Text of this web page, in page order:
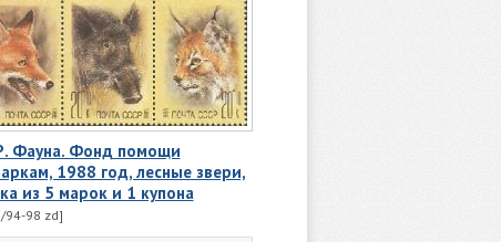
Фауна. Фонд помощи
1988 год, лесные звери,
из 5 марок и 1 купона
94-98 zd]